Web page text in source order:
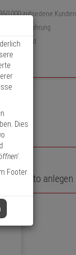
zufriedene Kunden
15 Jahre Erfahrung
Versand
Konto anlegen
Dies
.
Footer